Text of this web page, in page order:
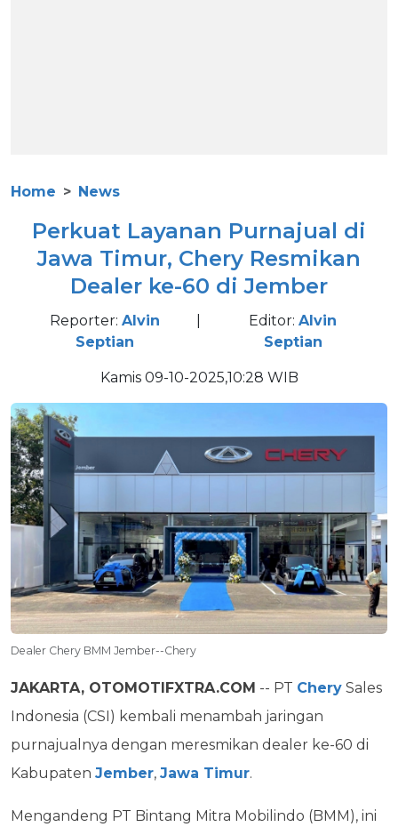
Home News
Perkuat Layanan Purnajual di
Jawa Timur, Chery Resmikan
Dealer ke-60 di Jember
Reporter: Alvin
Septian
Editor:Alvin
Septian
Kamis 09-10-2025,10:28 WIB
Dealer Chery BMM Jember--Chery
JAKARTA, OTOMOTIFXTRA.COM -- PT Chery Sales
Indonesia (CSI) kembali menambah jaringan
purnajualnya dengan meresmikan dealer ke-60 di
Kabupaten Jember, Jawa Timur.
Mengandeng PT Bintang Mitra Mobilindo (BMM), ini